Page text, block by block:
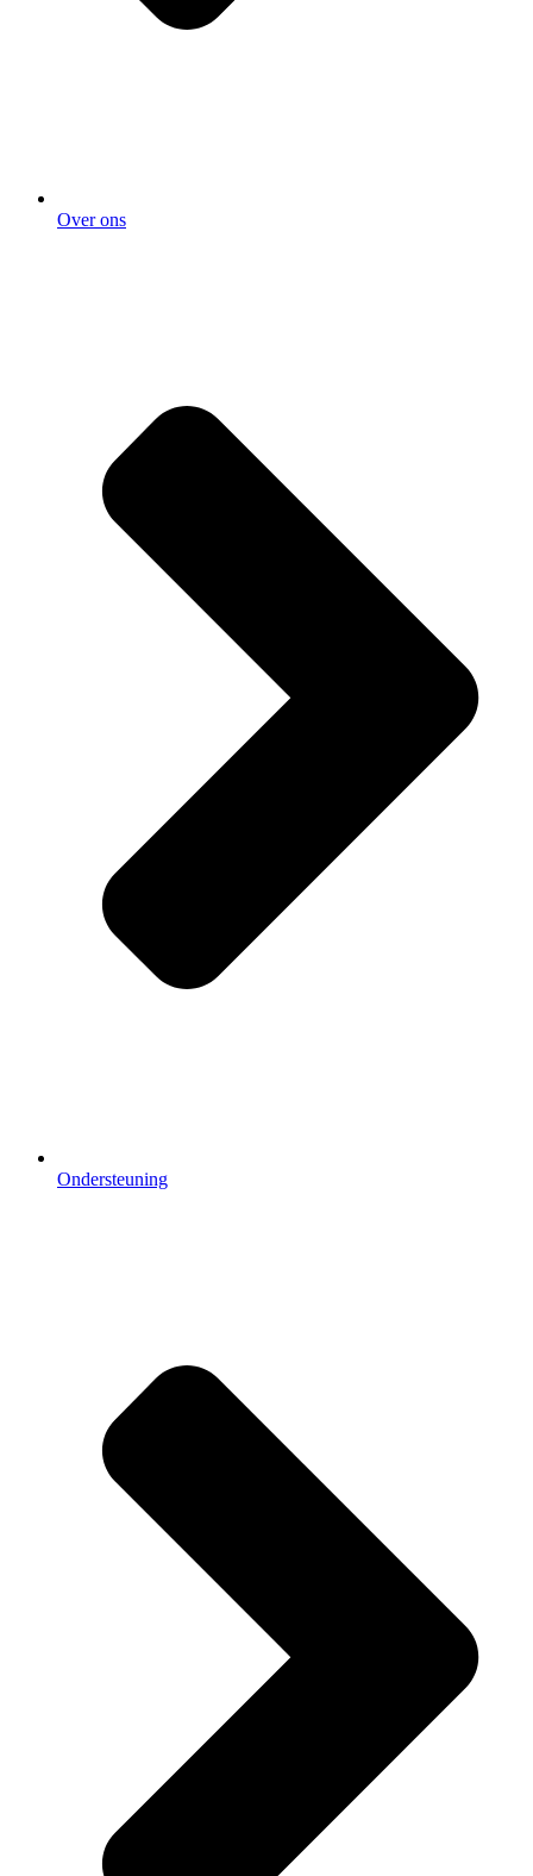
Over ons
Ondersteuning